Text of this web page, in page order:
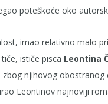
poteškoće oko
imao relativno malo
ističe pisca Leontina
njihovog obostranog
Leontinov najnoviji